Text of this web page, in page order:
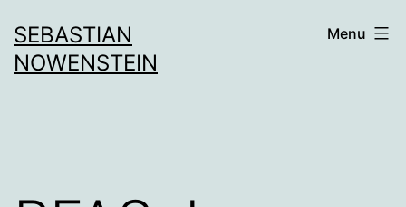
au
contenu
SEBASTIAN
NOWENSTEIN
Menu